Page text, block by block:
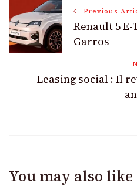
Post
Navigation
Previous
Renault 5
Garros
Leasing social : Il
You may also like